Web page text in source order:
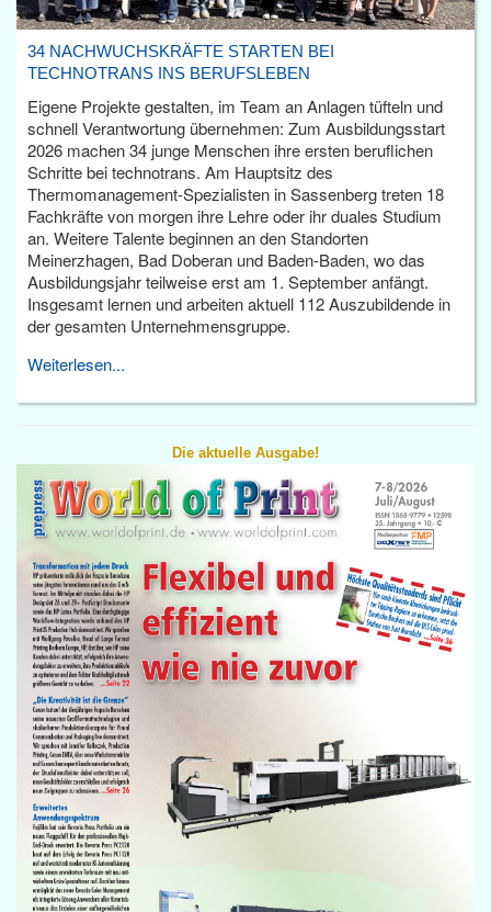
34 NACHWUCHSKRÄFTE STARTEN BEI
TECHNOTRANS INS BERUFSLEBEN
Eigene Projekte gestalten, im Team an Anlagen tüfteln und
schnell Verantwortung übernehmen: Zum Ausbildungsstart
2026 machen 34 junge Menschen ihre ersten beruflichen
Schritte bei technotrans. Am Hauptsitz des
Thermomanagement-Spezialisten in Sassenberg treten 18
Fachkräfte von morgen ihre Lehre oder ihr duales Studium
an. Weitere Talente beginnen an den Standorten
Meinerzhagen, Bad Doberan und Baden-Baden, wo das
Ausbildungsjahr teilweise erst am 1. September anfängt.
Insgesamt lernen und arbeiten aktuell 112 Auszubildende in
der gesamten Unternehmensgruppe.
Weiterlesen...
Die aktuelle Ausgabe!